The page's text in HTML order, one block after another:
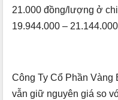
21.000 đồng/lượng ở
19.944.000 –
Công Ty Cổ Phần Vàng
vẫn giữ nguyên giá so